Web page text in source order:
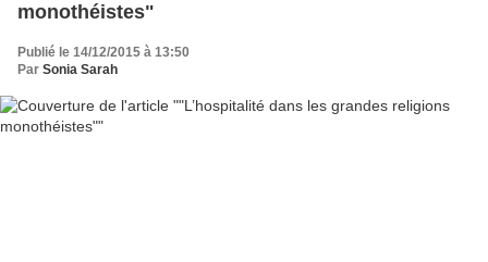
monothéistes"
Publié le 14/12/2015 à 13:50
Par Sonia Sarah